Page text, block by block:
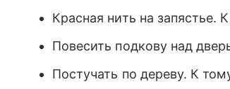
Красная нить на запястье.
Повесить подкову над
Постучать по дереву. К